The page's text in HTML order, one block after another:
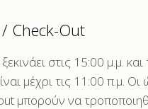
Check-Out
στις 15:00 μ.μ. και
μέχρι τις 11:00 π.μ. Οι
μπορούν να